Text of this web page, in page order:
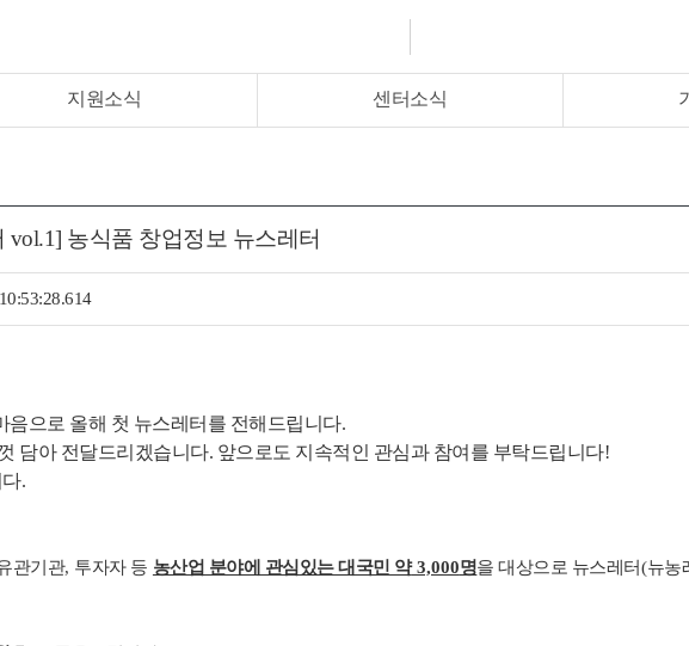
지원소식 센터소식
농식품 창업정보 뉴스레터
음으로 올해 첫 뉴스레터를 전해드립니다.
담아 전달드리겠습니다. 앞으로도 지속적인 관심과 참여를 부탁드립니다!
.
관기관, 투자자 등 농산업 분야에 관심있는 대국민 약3,000명을 대상으로 뉴스레터(뉴농